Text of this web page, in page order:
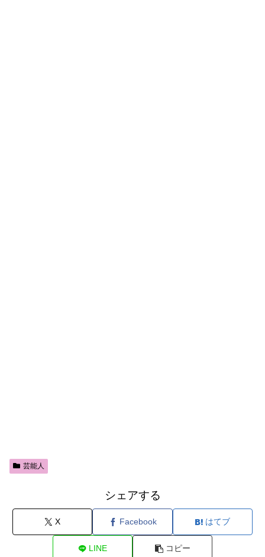
芸能人
シェアする
X Facebook はてブ
LINE コピー